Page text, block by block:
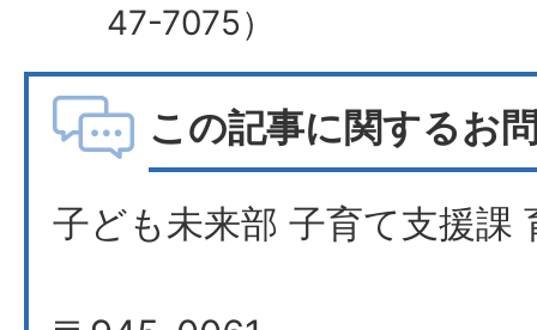
47-7075）
この記事に関するお
子ども未来部 子育て支援課